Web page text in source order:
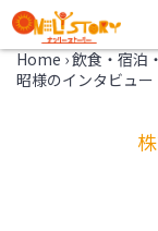
Home ›飲食・宿泊
昭様のインタビュー